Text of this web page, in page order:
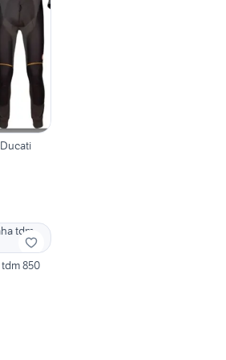
850